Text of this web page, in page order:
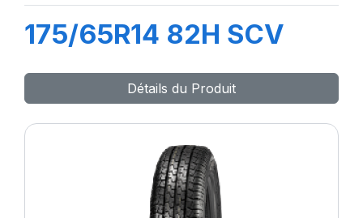
175/65R14 82H SCV
Détails du Produit